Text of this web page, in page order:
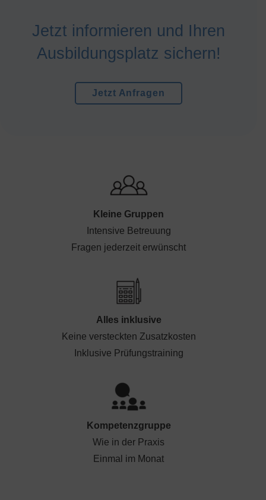
Jetzt informieren und Ihren
Ausbildungsplatz sichern!
Jetzt Anfragen
Kleine Gruppen
Intensive Betreuung
Fragen jederzeit erwünscht
Alles inklusive
Keine versteckten Zusatzkosten
Inklusive Prüfungstraining
Kompetenzgruppe
Wie in der Praxis
Einmal im Monat